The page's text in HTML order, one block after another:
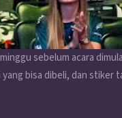
sebelum acara
bisa dibeli, dan stiker